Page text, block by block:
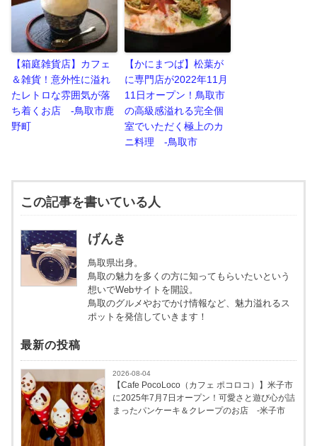
【箱庭雑貨店】カフェ
＆雑貨！意外性に溢れ
たレトロな雰囲気が落
ち着くお店 -鳥取市鹿
野町
【かにまつば】松葉が
に専門店が2022年11月
11日オープン！鳥取市
の高級感溢れる完全個
室でいただく極上のカ
ニ料理 -鳥取市
この記事を書いている人
げんき
鳥取県出身。
鳥取の魅力を多くの方に知ってもらいたいという
想いでWebサイトを開設。
鳥取のグルメやおでかけ情報など、魅力溢れるス
ポットを発信していきます！
最新の投稿
2026-08-04
【Cafe PocoLoco（カフェ ポコロコ）】米子市
に2025年7月7日オープン！可愛さと遊び心が詰
まったパンケーキ＆クレープのお店 -米子市